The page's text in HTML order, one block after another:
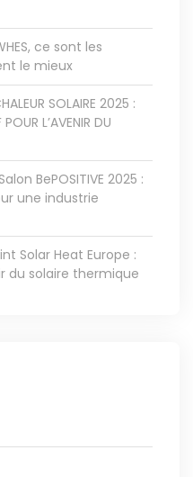
ce sont les
le mieux
SOLAIRE 2025 :
L’AVENIR DU
BePOSITIVE 2025 :
une industrie
Solar Heat Europe :
du solaire thermique